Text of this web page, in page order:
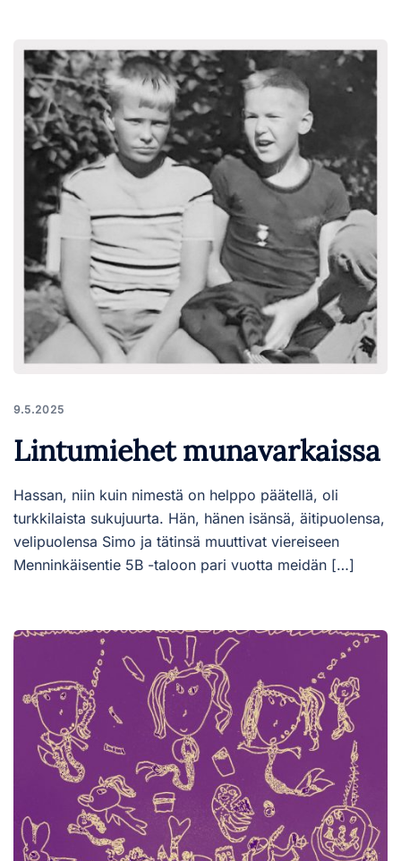
9.5.2025
Lintumiehet munavarkaissa
Hassan, niin kuin nimestä on helppo päätellä, oli
turkkilaista sukujuurta. Hän, hänen isänsä, äitipuolensa,
velipuolensa Simo ja tätinsä muuttivat viereiseen
Menninkäisentie 5B -taloon pari vuotta meidän […]